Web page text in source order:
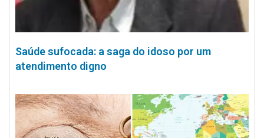
Saúde sufocada: a saga do idoso por um
atendimento digno